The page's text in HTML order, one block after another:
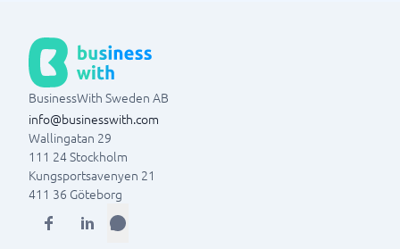
BusinessWith Sweden AB
info@businesswith.com
Wallingatan 29
111 24Stockholm
Kungsportsavenyen 21
411 36 Göteborg